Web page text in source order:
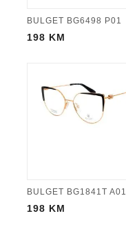
BULGET BG6498 P01
198 KM
BULGET BG1841T A01
198 KM